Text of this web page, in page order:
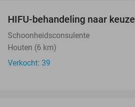
HIFU-behandeling naar keuze
Schoonheidsconsulente
Houten (6 km)
Verkocht: 39